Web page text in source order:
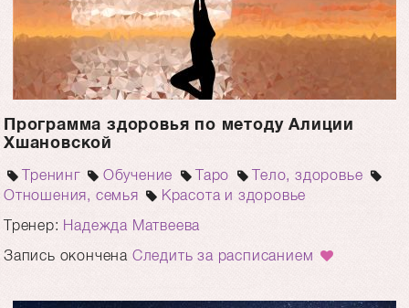
Программа здоровья по методу Алиции
Хшановской
Тренинг Обучение Таро
Тело, здоровье
Отношения, семья
Красота и здоровье
Тренер: Надежда Матвеева
Запись окончена Следить за расписанием